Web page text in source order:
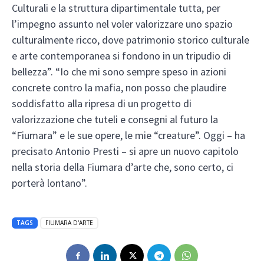
Culturali e la struttura dipartimentale tutta, per
l’impegno assunto nel voler valorizzare uno spazio
culturalmente ricco, dove patrimonio storico culturale
e arte contemporanea si fondono in un tripudio di
bellezza”. “Io che mi sono sempre speso in azioni
concrete contro la mafia, non posso che plaudire
soddisfatto alla ripresa di un progetto di
valorizzazione che tuteli e consegni al futuro la
“Fiumara” e le sue opere, le mie “creature”. Oggi – ha
precisato Antonio Presti – si apre un nuovo capitolo
nella storia della Fiumara d’arte che, sono certo, ci
porterà lontano”.
TAGS FIUMARA D'ARTE